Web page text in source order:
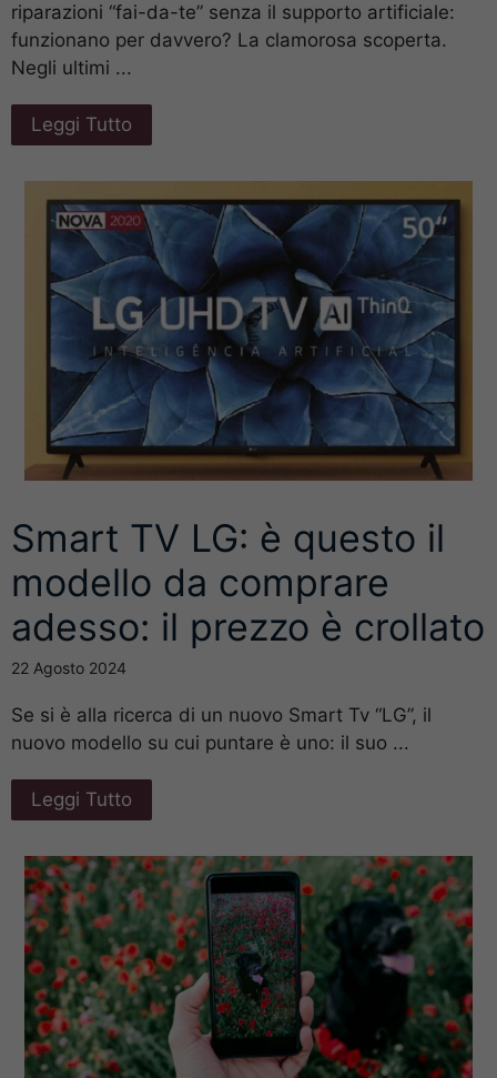
riparazioni “fai-da-te” senza il supporto artificiale:
funzionano per davvero? La clamorosa scoperta.
Negli ultimi ...
Leggi Tutto
Smart TV LG: è questo il
modello da comprare
adesso: il prezzo è crollato
22 Agosto 2024
Se si è alla ricerca di un nuovo Smart Tv “LG”, il
nuovo modello su cui puntare è uno: il suo ...
Leggi Tutto